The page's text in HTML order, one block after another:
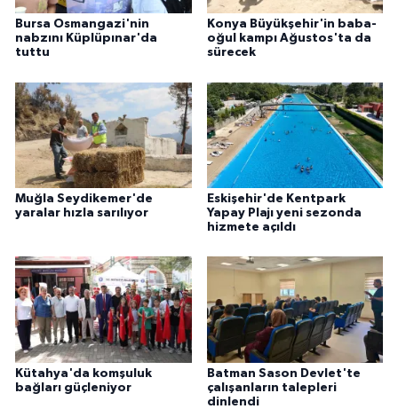
Bursa Osmangazi'nin
nabzını Küplüpınar'da
tuttu
Konya Büyükşehir'in baba-
oğul kampı Ağustos'ta da
sürecek
Muğla Seydikemer'de
yaralar hızla sarılıyor
Eskişehir'de Kentpark
Yapay Plajı yeni sezonda
hizmete açıldı
Kütahya'da komşuluk
bağları güçleniyor
Batman Sason Devlet'te
çalışanların talepleri
dinlendi